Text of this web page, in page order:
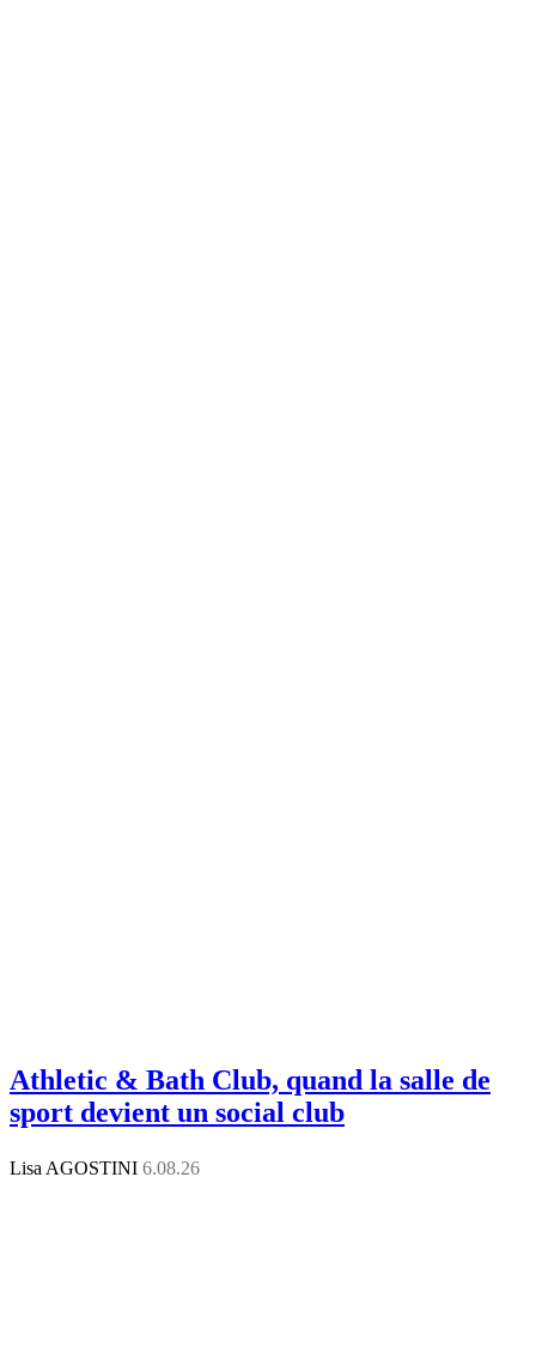
Athletic & Bath Club, quand la salle de
sport devient un social club
Lisa AGOSTINI 6.08.26